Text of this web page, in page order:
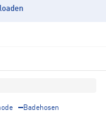
Badehosen